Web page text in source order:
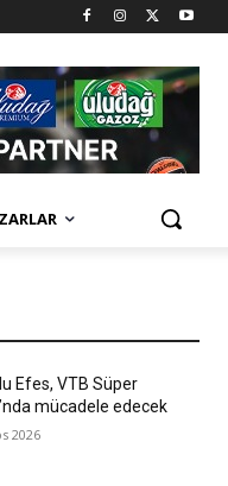
Efes, VTB Süper
mücadele edecek
2026